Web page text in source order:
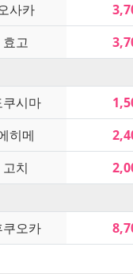
사카
효고
쿠시마
히메
고치
쿠오카